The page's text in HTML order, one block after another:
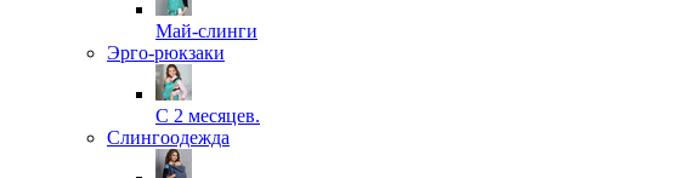
Май-слинги
Эрго-рюкзаки
С 2 месяцев.
Слингоодежда